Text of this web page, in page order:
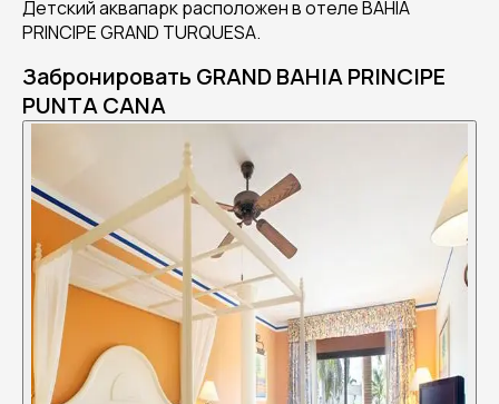
Детский аквапарк расположен в отеле BAHIA
PRINCIPE GRAND TURQUESA.
Забронировать GRAND BAHIA PRINCIPE
PUNTA CANA